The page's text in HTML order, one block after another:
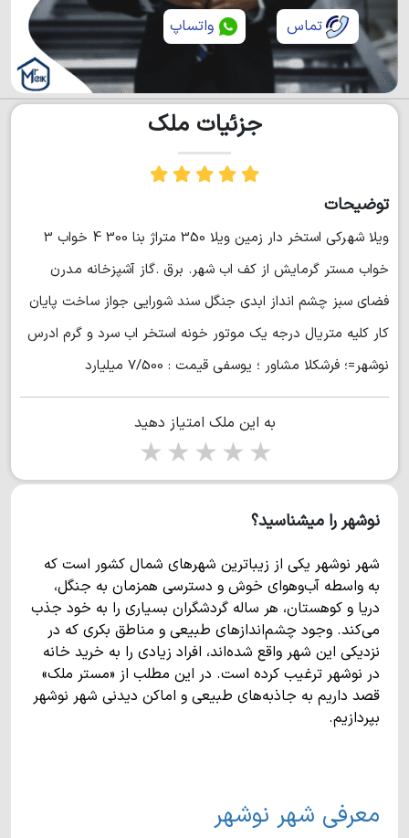
تماس
واتساپ
جزئیات ملک
توضیحات
ويلا شهركي استخر دار زمين ويلا 350 متراژ بنا 300 4 خواب 3
خواب مستر گرمايش از كف اب شهر. برق .گاز آشپزخانه مدرن
فضاي سبز چشم انداز ابدي جنگل سند شورايي جواز ساخت پايان
كار كليه متريال درجه يك موتور خونه استخر اب سرد و گرم ادرس
نوشهر=؛ فرشكلا مشاور ؛ يوسفي قيمت : 7/500 ميليارد
به این ملک امتیاز دهید
5 stars
4 stars
3 stars
2 stars
نوشهر را میشناسید؟
شهر نوشهر یکی از زیباترین شهرهای شمال کشور است که
به واسطه آب‌وهوای خوش و دسترسی همزمان به جنگل،
دریا و کوهستان، هر ساله گردشگران بسیاری را به خود جذب
می‌کند. وجود چشم‌اندازهای طبیعی و مناطق بکری که در
نزدیکی این شهر واقع شده‌اند، افراد زیادی را به خرید خانه
در نوشهر ترغیب کرده است. در این مطلب از «مستر ملک»
قصد داریم به جاذبه‌های طبیعی و اماکن دیدنی شهر نوشهر
بپردازیم.
معرفی شهر نوشهر